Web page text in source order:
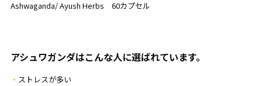
Ashwaganda/ Ayush Herbs 60カプセル
アシュワガンダはこんな人に選ばれています。
ストレスが多い